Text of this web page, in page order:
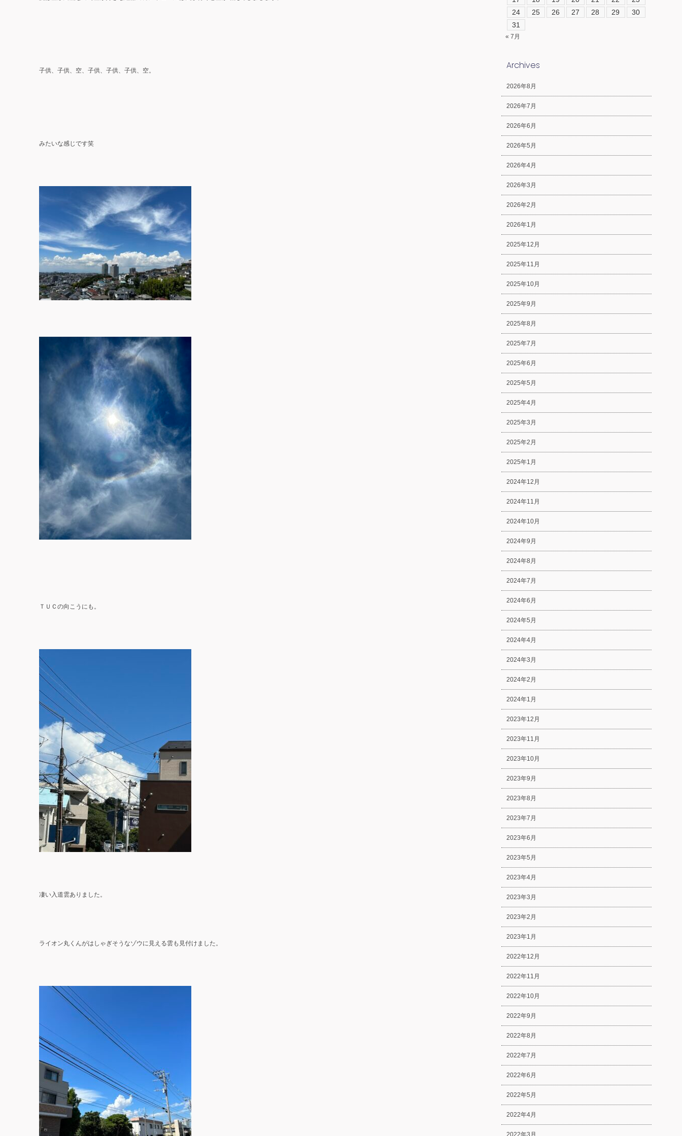
子供、子供、空、子供、子供、子供、空。
みたいな感じです笑
ＴＵＣの向こうにも。
凄い入道雲ありました。
ライオン丸くんがはしゃぎそうなゾウに見える雲も見付けました。
24
25 26 27 28 29
30
31
« 7月
Archives
2026年8月
2026年7月
2026年6月
2026年5月
2026年4月
2026年3月
2026年2月
2026年1月
2025年12月
2025年11月
2025年10月
2025年9月
2025年8月
2025年7月
2025年6月
2025年5月
2025年4月
2025年3月
2025年2月
2025年1月
2024年12月
2024年11月
2024年10月
2024年9月
2024年8月
2024年7月
2024年6月
2024年5月
2024年4月
2024年3月
2024年2月
2024年1月
2023年12月
2023年11月
2023年10月
2023年9月
2023年8月
2023年7月
2023年6月
2023年5月
2023年4月
2023年3月
2023年2月
2023年1月
2022年12月
2022年11月
2022年10月
2022年9月
2022年8月
2022年7月
2022年6月
2022年5月
2022年4月
2022年3月